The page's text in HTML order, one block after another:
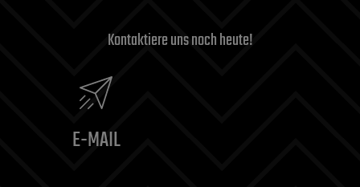
Kontaktiere uns noch heute!
E-MAIL